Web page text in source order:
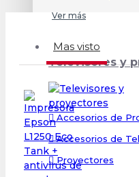
Ver más
Televisores y
Accesorios de
Accesorios de
Proyectores
Mas visto